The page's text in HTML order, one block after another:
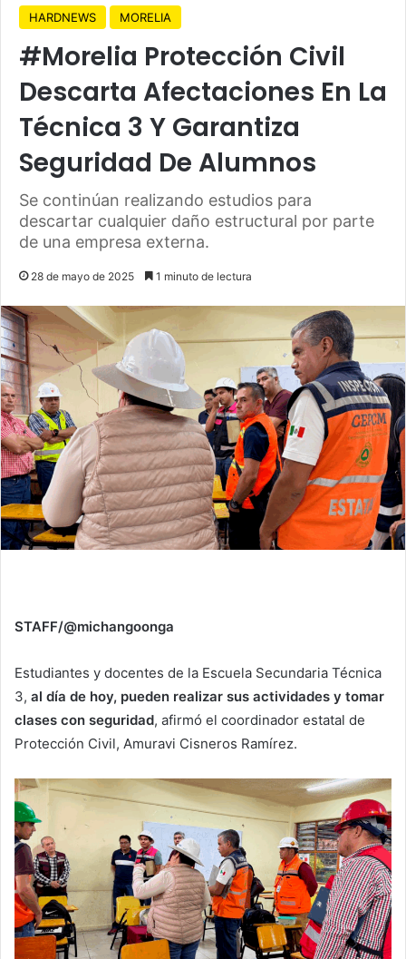
HARDNEWS MORELIA
#Morelia Protección Civil
Descarta Afectaciones En La
Técnica 3 Y Garantiza
Seguridad De Alumnos
Se continúan realizando estudios para
descartar cualquier daño estructural por parte
de una empresa externa.
28 de mayo de 2025 1 minuto de lectura
STAFF/@michangoonga
Estudiantes y docentes de la Escuela Secundaria Técnica
3, al día de hoy, pueden realizar sus actividades y tomar
clases con seguridad, afirmó el coordinador estatal de
Protección Civil, Amuravi Cisneros Ramírez.